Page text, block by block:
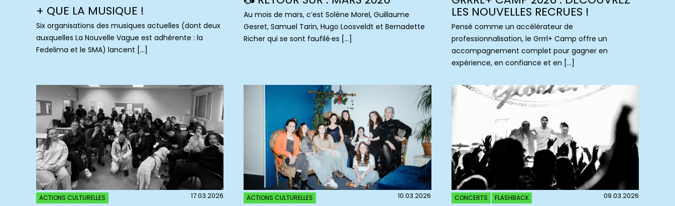
+ QUE LA MUSIQUE !
Six organisations des musiques actuelles (dont deux
auxquelles La Nouvelle Vague est adhérente : la
Fedelima et le SMA) lancent […]
Au mois de mars, c’est Solène Morel, Guillaume
Gesret, Samuel Tarin, Hugo Loosveldt et Bernadette
Richer qui se sont faufilé·es […]
LES NOUVELLES RECRUES !
Pensé comme un accélérateur de
professionnalisation, le Grrrl+ Camp offre un
accompagnement complet pour gagner en
expérience, en confiance et en […]
ACTIONS CULTURELLES 17.03.2026 ACTIONS CULTURELLES 10.03.2026 CONCERTS FLASHBACK 09.03.2026